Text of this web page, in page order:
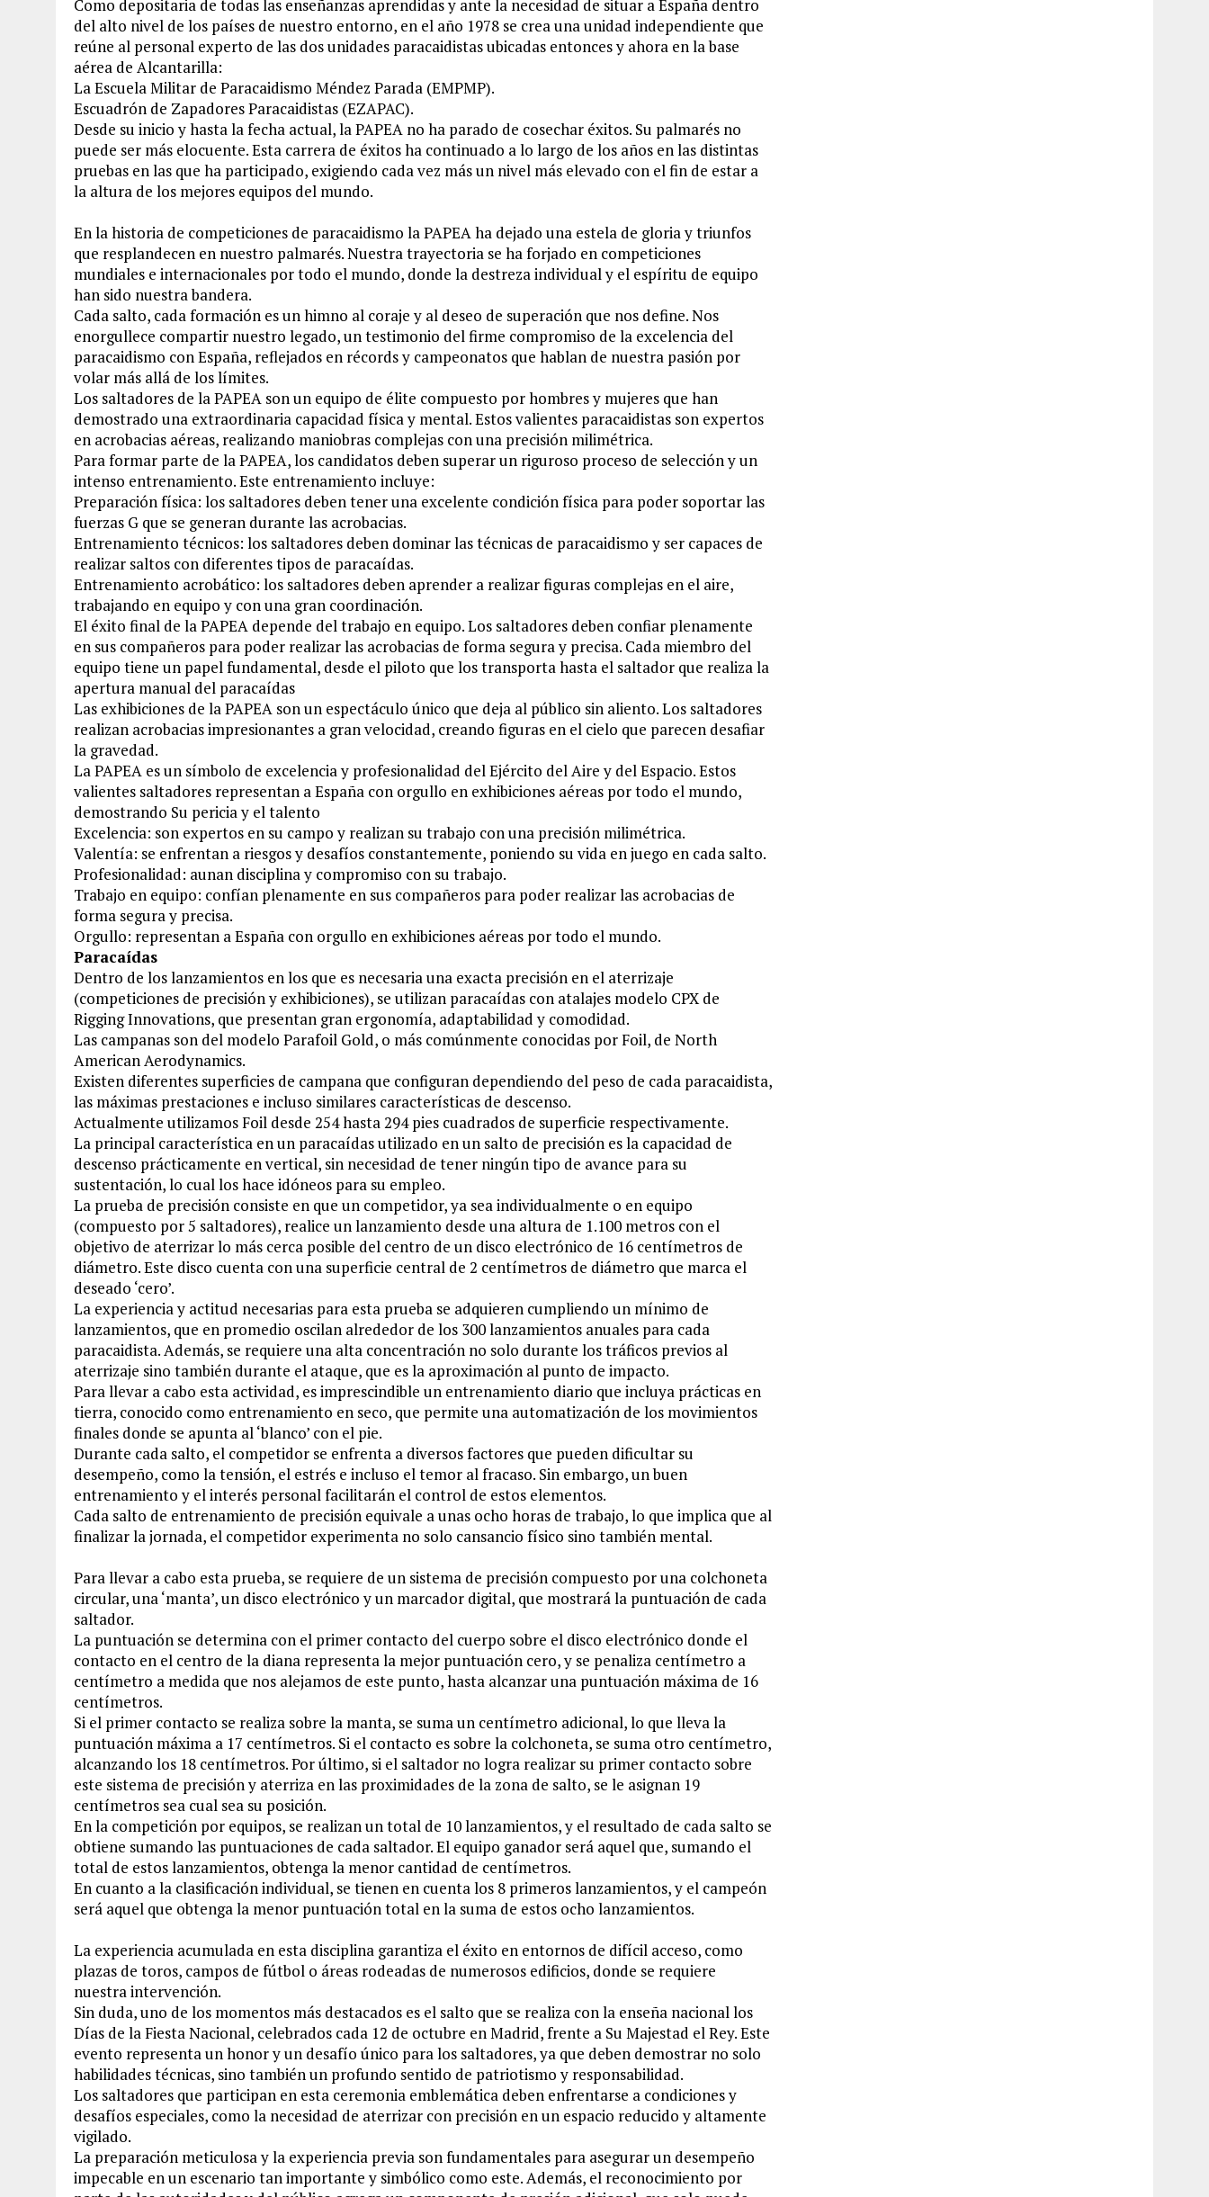
Como depositaria de todas las enseñanzas aprendidas y ante la necesidad de situar a España dentro
del alto nivel de los países de nuestro entorno, en el año 1978 se crea una unidad independiente que
reúne al personal experto de las dos unidades paracaidistas ubicadas entonces y ahora en la base
aérea de Alcantarilla:
La Escuela Militar de Paracaidismo Méndez Parada (EMPMP).
Escuadrón de Zapadores Paracaidistas (EZAPAC).
Desde su inicio y hasta la fecha actual, la PAPEA no ha parado de cosechar éxitos. Su palmarés no
puede ser más elocuente. Esta carrera de éxitos ha continuado a lo largo de los años en las distintas
pruebas en las que ha participado, exigiendo cada vez más un nivel más elevado con el fin de estar a
la altura de los mejores equipos del mundo.
En la historia de competiciones de paracaidismo la PAPEA ha dejado una estela de gloria y triunfos
que resplandecen en nuestro palmarés. Nuestra trayectoria se ha forjado en competiciones
mundiales e internacionales por todo el mundo, donde la destreza individual y el espíritu de equipo
han sido nuestra bandera.
Cada salto, cada formación es un himno al coraje y al deseo de superación que nos define. Nos
enorgullece compartir nuestro legado, un testimonio del firme compromiso de la excelencia del
paracaidismo con España, reflejados en récords y campeonatos que hablan de nuestra pasión por
volar más allá de los límites.
Los saltadores de la PAPEA son un equipo de élite compuesto por hombres y mujeres que han
demostrado una extraordinaria capacidad física y mental. Estos valientes paracaidistas son expertos
en acrobacias aéreas, realizando maniobras complejas con una precisión milimétrica.
Para formar parte de la PAPEA, los candidatos deben superar un riguroso proceso de selección y un
intenso entrenamiento. Este entrenamiento incluye:
Preparación física: los saltadores deben tener una excelente condición física para poder soportar las
fuerzas G que se generan durante las acrobacias.
Entrenamiento técnicos: los saltadores deben dominar las técnicas de paracaidismo y ser capaces de
realizar saltos con diferentes tipos de paracaídas.
Entrenamiento acrobático: los saltadores deben aprender a realizar figuras complejas en el aire,
trabajando en equipo y con una gran coordinación.
El éxito final de la PAPEA depende del trabajo en equipo. Los saltadores deben confiar plenamente
en sus compañeros para poder realizar las acrobacias de forma segura y precisa. Cada miembro del
equipo tiene un papel fundamental, desde el piloto que los transporta hasta el saltador que realiza la
apertura manual del paracaídas
Las exhibiciones de la PAPEA son un espectáculo único que deja al público sin aliento. Los saltadores
realizan acrobacias impresionantes a gran velocidad, creando figuras en el cielo que parecen desafiar
la gravedad.
La PAPEA es un símbolo de excelencia y profesionalidad del Ejército del Aire y del Espacio. Estos
valientes saltadores representan a España con orgullo en exhibiciones aéreas por todo el mundo,
demostrando Su pericia y el talento
Excelencia: son expertos en su campo y realizan su trabajo con una precisión milimétrica.
Valentía: se enfrentan a riesgos y desafíos constantemente, poniendo su vida en juego en cada salto.
Profesionalidad: aunan disciplina y compromiso con su trabajo.
Trabajo en equipo: confían plenamente en sus compañeros para poder realizar las acrobacias de
forma segura y precisa.
Orgullo: representan a España con orgullo en exhibiciones aéreas por todo el mundo.
Paracaídas
Dentro de los lanzamientos en los que es necesaria una exacta precisión en el aterrizaje
(competiciones de precisión y exhibiciones), se utilizan paracaídas con atalajes modelo CPX de
Rigging Innovations, que presentan gran ergonomía, adaptabilidad y comodidad.
Las campanas son del modelo Parafoil Gold, o más comúnmente conocidas por Foil, de North
American Aerodynamics.
Existen diferentes superficies de campana que configuran dependiendo del peso de cada paracaidista,
las máximas prestaciones e incluso similares características de descenso.
Actualmente utilizamos Foil desde 254 hasta 294 pies cuadrados de superficie respectivamente.
La principal característica en un paracaídas utilizado en un salto de precisión es la capacidad de
descenso prácticamente en vertical, sin necesidad de tener ningún tipo de avance para su
sustentación, lo cual los hace idóneos para su empleo.
La prueba de precisión consiste en que un competidor, ya sea individualmente o en equipo
(compuesto por 5 saltadores), realice un lanzamiento desde una altura de 1.100 metros con el
objetivo de aterrizar lo más cerca posible del centro de un disco electrónico de 16 centímetros de
diámetro. Este disco cuenta con una superficie central de 2 centímetros de diámetro que marca el
deseado ‘cero’.
La experiencia y actitud necesarias para esta prueba se adquieren cumpliendo un mínimo de
lanzamientos, que en promedio oscilan alrededor de los 300 lanzamientos anuales para cada
paracaidista. Además, se requiere una alta concentración no solo durante los tráficos previos al
aterrizaje sino también durante el ataque, que es la aproximación al punto de impacto.
Para llevar a cabo esta actividad, es imprescindible un entrenamiento diario que incluya prácticas en
tierra, conocido como entrenamiento en seco, que permite una automatización de los movimientos
finales donde se apunta al ‘blanco’ con el pie.
Durante cada salto, el competidor se enfrenta a diversos factores que pueden dificultar su
desempeño, como la tensión, el estrés e incluso el temor al fracaso. Sin embargo, un buen
entrenamiento y el interés personal facilitarán el control de estos elementos.
Cada salto de entrenamiento de precisión equivale a unas ocho horas de trabajo, lo que implica que al
finalizar la jornada, el competidor experimenta no solo cansancio físico sino también mental.
Para llevar a cabo esta prueba, se requiere de un sistema de precisión compuesto por una colchoneta
circular, una ‘manta’, un disco electrónico y un marcador digital, que mostrará la puntuación de cada
saltador.
La puntuación se determina con el primer contacto del cuerpo sobre el disco electrónico donde el
contacto en el centro de la diana representa la mejor puntuación cero, y se penaliza centímetro a
centímetro a medida que nos alejamos de este punto, hasta alcanzar una puntuación máxima de 16
centímetros.
Si el primer contacto se realiza sobre la manta, se suma un centímetro adicional, lo que lleva la
puntuación máxima a 17 centímetros. Si el contacto es sobre la colchoneta, se suma otro centímetro,
alcanzando los 18 centímetros. Por último, si el saltador no logra realizar su primer contacto sobre
este sistema de precisión y aterriza en las proximidades de la zona de salto, se le asignan 19
centímetros sea cual sea su posición.
En la competición por equipos, se realizan un total de 10 lanzamientos, y el resultado de cada salto se
obtiene sumando las puntuaciones de cada saltador. El equipo ganador será aquel que, sumando el
total de estos lanzamientos, obtenga la menor cantidad de centímetros.
En cuanto a la clasificación individual, se tienen en cuenta los 8 primeros lanzamientos, y el campeón
será aquel que obtenga la menor puntuación total en la suma de estos ocho lanzamientos.
La experiencia acumulada en esta disciplina garantiza el éxito en entornos de difícil acceso, como
plazas de toros, campos de fútbol o áreas rodeadas de numerosos edificios, donde se requiere
nuestra intervención.
Sin duda, uno de los momentos más destacados es el salto que se realiza con la enseña nacional los
Días de la Fiesta Nacional, celebrados cada 12 de octubre en Madrid, frente a Su Majestad el Rey. Este
evento representa un honor y un desafío único para los saltadores, ya que deben demostrar no solo
habilidades técnicas, sino también un profundo sentido de patriotismo y responsabilidad.
Los saltadores que participan en esta ceremonia emblemática deben enfrentarse a condiciones y
desafíos especiales, como la necesidad de aterrizar con precisión en un espacio reducido y altamente
vigilado.
La preparación meticulosa y la experiencia previa son fundamentales para asegurar un desempeño
impecable en un escenario tan importante y simbólico como este. Además, el reconocimiento por